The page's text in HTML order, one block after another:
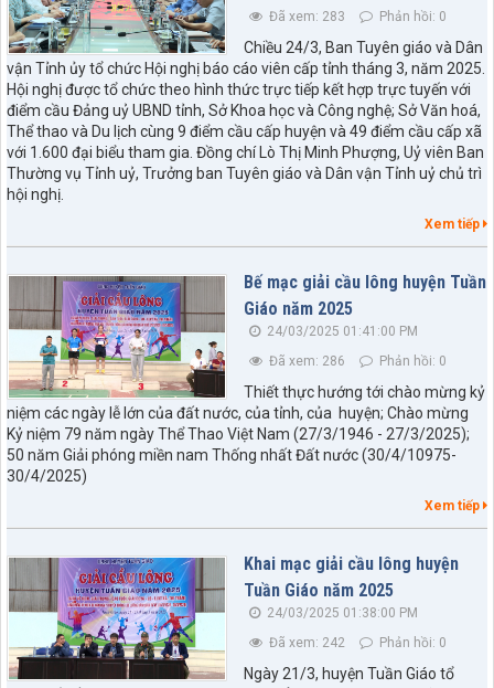
Đã xem: 283
Phản hồi: 0
Chiều 24/3, Ban Tuyên giáo và Dân
vận Tỉnh ủy tổ chức Hội nghị báo cáo viên cấp tỉnh tháng 3, năm 2025.
Hội nghị được tổ chức theo hình thức trực tiếp kết hợp trực tuyến với
điểm cầu Đảng uỷ UBND tỉnh, Sở Khoa học và Công nghệ; Sở Văn hoá,
Thể thao và Du lịch cùng 9 điểm cầu cấp huyện và 49 điểm cầu cấp xã
với 1.600 đại biểu tham gia. Đồng chí Lò Thị Minh Phượng, Uỷ viên Ban
Thường vụ Tỉnh uỷ, Trưởng ban Tuyên giáo và Dân vận Tỉnh uỷ chủ trì
hội nghị.
Xem tiếp
Bế mạc giải cầu lông huyện Tuần
Giáo năm 2025
24/03/2025 01:41:00 PM
Đã xem: 286
Phản hồi: 0
Thiết thực hướng tới chào mừng kỷ
niệm các ngày lễ lớn của đất nước, của tỉnh, của huyện; Chào mừng
Kỷ niệm 79 năm ngày Thể Thao Việt Nam (27/3/1946 - 27/3/2025);
50 năm Giải phóng miền nam Thống nhất Đất nước (30/4/10975-
30/4/2025)
Xem tiếp
Khai mạc giải cầu lông huyện
Tuần Giáo năm 2025
24/03/2025 01:38:00 PM
Đã xem: 242
Phản hồi: 0
Ngày 21/3, huyện Tuần Giáo tổ